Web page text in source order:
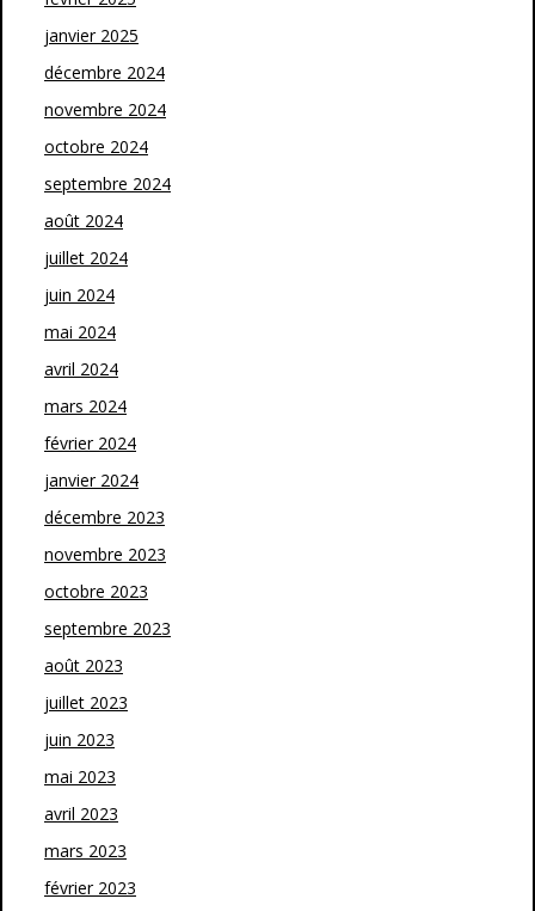
janvier 2025
décembre 2024
novembre 2024
octobre 2024
septembre 2024
août 2024
juillet 2024
juin 2024
mai 2024
avril 2024
mars 2024
février 2024
janvier 2024
décembre 2023
novembre 2023
octobre 2023
septembre 2023
août 2023
juillet 2023
juin 2023
mai 2023
avril 2023
mars 2023
février 2023